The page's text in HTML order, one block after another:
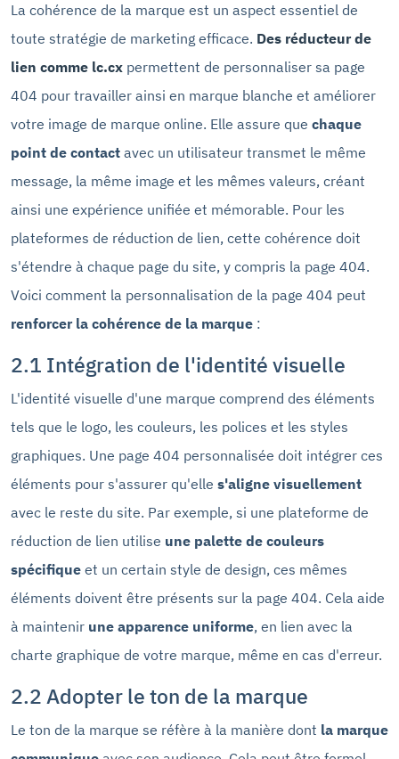
La cohérence de la marque est un aspect essentiel de
toute stratégie de marketing efficace. Des réducteur de
lien comme lc.cx permettent de personnaliser sa page
404 pour travailler ainsi en marque blanche et améliorer
votre image de marque online. Elle assure que chaque
point de contact avec un utilisateur transmet le même
message, la même image et les mêmes valeurs, créant
ainsi une expérience unifiée et mémorable. Pour les
plateformes de réduction de lien, cette cohérence doit
s'étendre à chaque page du site, y compris la page 404.
Voici comment la personnalisation de la page 404 peut
renforcer la cohérence de la marque :
2.1 Intégration de l'identité visuelle
L'identité visuelle d'une marque comprend des éléments
tels que le logo, les couleurs, les polices et les styles
graphiques. Une page 404 personnalisée doit intégrer ces
éléments pour s'assurer qu'elle s'aligne visuellement
avec le reste du site. Par exemple, si une plateforme de
réduction de lien utilise une palette de couleurs
spécifique et un certain style de design, ces mêmes
éléments doivent être présents sur la page 404. Cela aide
à maintenir une apparence uniforme, en lien avec la
charte graphique de votre marque, même en cas d'erreur.
2.2 Adopter le ton de la marque
Le ton de la marque se réfère à la manière dont la marque